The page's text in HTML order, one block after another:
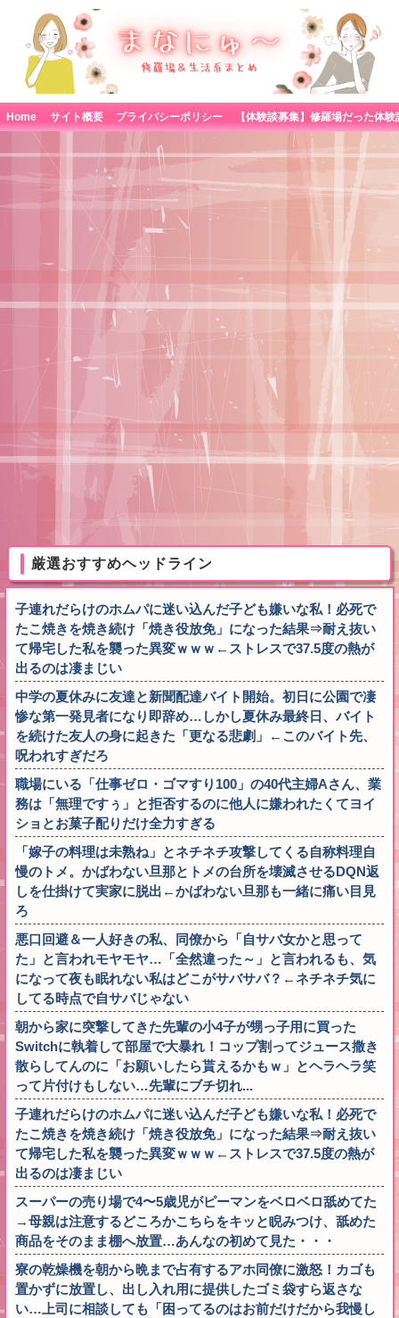
Home サイト概要 プライバシーポリシー
厳選おすすめヘッドライン
子連れだらけのホムパに迷い込んだ子ども嫌いな私！必死で
たこ焼きを焼き続け「焼き役放免」になった結果⇒耐え抜い
て帰宅した私を襲った異変ｗｗｗ←ストレスで37.5度の熱が
出るのは凄まじい
中学の夏休みに友達と新聞配達バイト開始。初日に公園で凄
惨な第一発見者になり即辞め…しかし夏休み最終日、バイト
を続けた友人の身に起きた「更なる悲劇」←このバイト先、
呪われすぎだろ
職場にいる「仕事ゼロ・ゴマすり100」の40代主婦Aさん、業
務は「無理ですぅ」と拒否するのに他人に嫌われたくてヨイ
ショとお菓子配りだけ全力すぎる
「嫁子の料理は未熟ね」とネチネチ攻撃してくる自称料理自
慢のトメ。かばわない旦那とトメの台所を壊滅させるDQN返
しを仕掛けて実家に脱出←かばわない旦那も一緒に痛い目見
ろ
悪口回避＆一人好きの私、同僚から「自サバ女かと思って
た」と言われモヤモヤ…「全然違った～」と言われるも、気
になって夜も眠れない私はどこがサバサバ？←ネチネチ気に
してる時点で自サバじゃない
朝から家に突撃してきた先輩の小4子が甥っ子用に買った
Switchに執着して部屋で大暴れ！コップ割ってジュース撒き
散らしてんのに「お願いしたら貰えるかもｗ」とヘラヘラ笑
って片付けもしない…先輩にブチ切れ...
子連れだらけのホムパに迷い込んだ子ども嫌いな私！必死で
たこ焼きを焼き続け「焼き役放免」になった結果⇒耐え抜い
て帰宅した私を襲った異変ｗｗｗ←ストレスで37.5度の熱が
出るのは凄まじい
スーパーの売り場で4〜5歳児がピーマンをベロベロ舐めてた
→母親は注意するどころかこちらをキッと睨みつけ、舐めた
商品をそのまま棚へ放置…あんなの初めて見た・・・
寮の乾燥機を朝から晩まで占有するアホ同僚に激怒！カゴも
置かずに放置し、出し入れ用に提供したゴミ袋すら返さな
い…上司に相談しても「困ってるのはお前だけだから我慢し